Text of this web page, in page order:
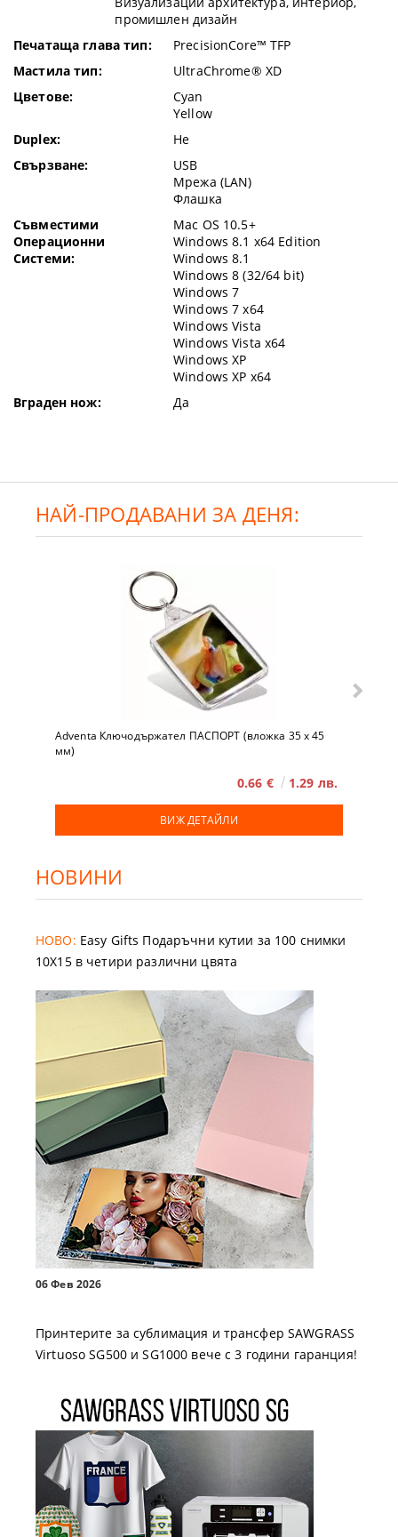
промишлен дизайн
Печатаща глава тип:
PrecisionCore™ TFP
Мастила тип:
UltraChrome® XD
Цветове:
Cyan
Yellow
Duplex:
Не
Свързване:
USB
Мрежа (LAN)
Флашка
Съвместими
Операционни
Системи:
Mac OS 10.5+
Windows 8.1 x64 Edition
Windows 8.1
Windows 8 (32/64 bit)
Windows 7
Windows 7 x64
Windows Vista
Windows Vista x64
Windows XP
Windows XP x64
Вграден нож:
Да
НАЙ-ПРОДАВАНИ ЗА ДЕНЯ:
Adventa Ключодържател ПАСПОРТ (вложка 35 x 45
мм)
0.66 € 1.29 лв.
ВИЖ ДЕТАЙЛИ
НОВИНИ
НОВО: Easy Gifts Подаръчни кутии за 100 снимки
10X15 в четири различни цвята
06 Фев 2026
Принтерите за сублимация и трансфер SAWGRASS
Virtuoso SG500 и SG1000 вече с 3 години гаранция!